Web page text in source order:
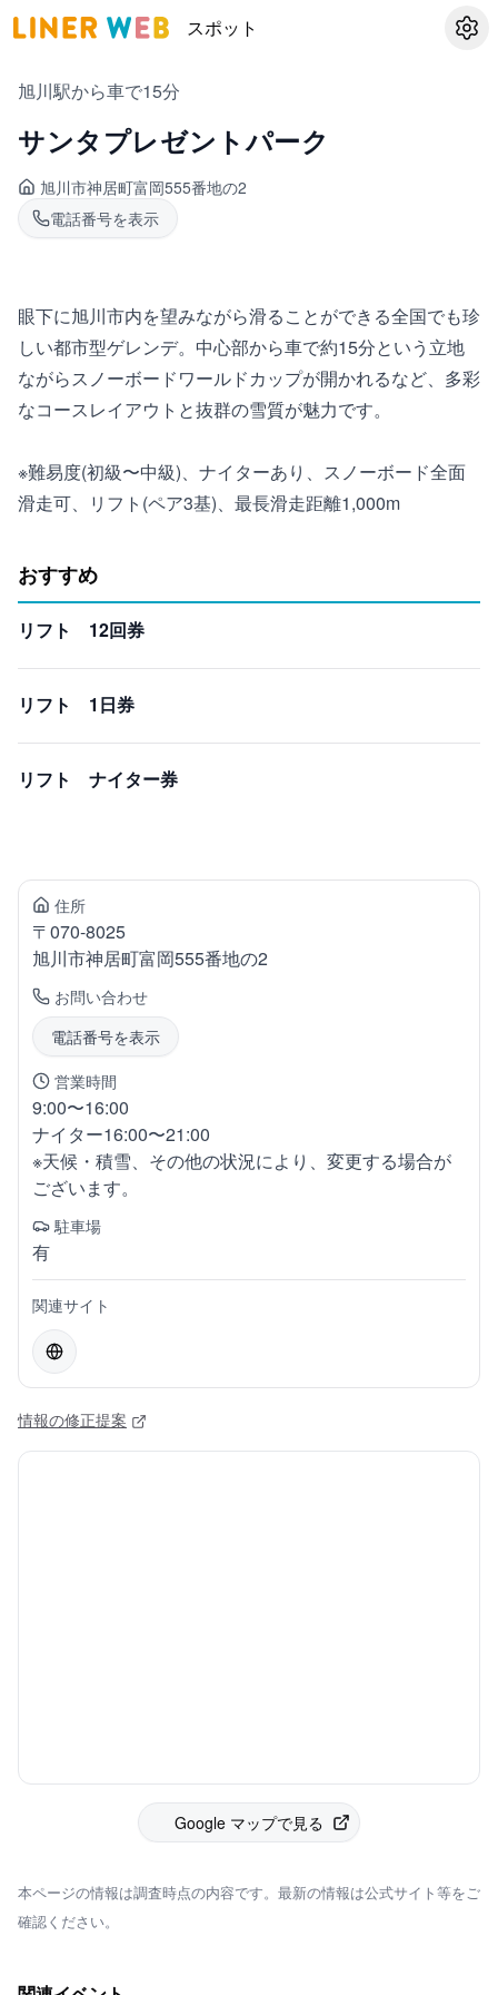
スポット 設定
旭川駅から車で15分
サンタプレゼントパーク
旭川市神居町富岡555番地の2
電話番号を表示
眼下に旭川市内を望みながら滑ることができる全国でも珍
しい都市型ゲレンデ。中心部から車で約15分という立地
ながらスノーボードワールドカップが開かれるなど、多彩
なコースレイアウトと抜群の雪質が魅力です。
※難易度(初級〜中級)、ナイターあり、スノーボード全面
滑走可、リフト(ペア3基)、最長滑走距離1,000m
おすすめ
リフト 12回券
リフト 1日券
リフト ナイター券
住所
〒070-8025
旭川市神居町富岡555番地の2
お問い合わせ
電話番号を表示
営業時間
9:00〜16:00
ナイター16:00〜21:00
※天候・積雪、その他の状況により、変更する場合が
ございます。
駐車場
有
関連サイト
情報の修正提案
Google マップで見る
本ページの情報は調査時点の内容です。最新の情報は公式サイト等をご
確認ください。